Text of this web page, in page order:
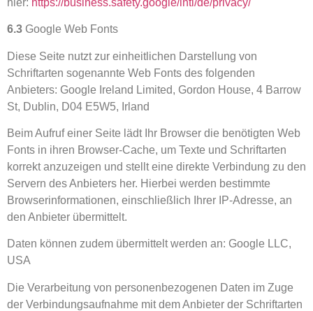
hier: https://business.safety.google/intl/de/privacy/
6.3 Google Web Fonts
Diese Seite nutzt zur einheitlichen Darstellung von
Schriftarten sogenannte Web Fonts des folgenden
Anbieters: Google Ireland Limited, Gordon House, 4 Barrow
St, Dublin, D04 E5W5, Irland
Beim Aufruf einer Seite lädt Ihr Browser die benötigten Web
Fonts in ihren Browser-Cache, um Texte und Schriftarten
korrekt anzuzeigen und stellt eine direkte Verbindung zu den
Servern des Anbieters her. Hierbei werden bestimmte
Browserinformationen, einschließlich Ihrer IP-Adresse, an
den Anbieter übermittelt.
Daten können zudem übermittelt werden an: Google LLC,
USA
Die Verarbeitung von personenbezogenen Daten im Zuge
der Verbindungsaufnahme mit dem Anbieter der Schriftarten